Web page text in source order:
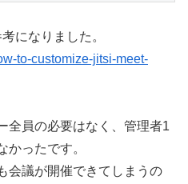
になりました。
to-customize-jitsi-meet-
全員の必要はなく、管理者1
かったです。
会議が開催できてしまうの